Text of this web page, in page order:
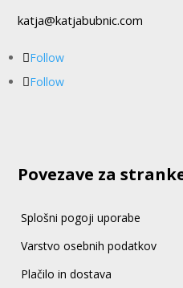
katja@katjabubnic.com
Follow
Follow
Povezave za
Splošni pogoji uporabe
Varstvo osebnih podatkov
Plačilo in dostava